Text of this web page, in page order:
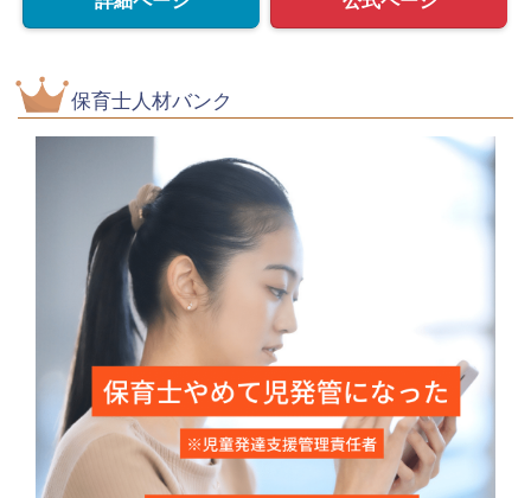
保育士人材バンク